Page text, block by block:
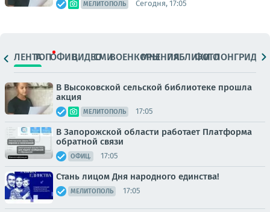
МЕЛИТОПОЛЬ Сегодня, 17:05
ЛЕНТАТОПОФИЦ.ВИДЕОСМИВОЕНКОРЫМНЕНИЯПАБЛИКИ
ФОТОЛОНГРИДЫ
В Высоковской сельской библиотеке прошла
акция
МЕЛИТОПОЛЬ 17:05
В Запорожской области работает Платформа
обратной связи
ОФИЦ. 17:05
Стань лицом Дня народного единства!
МЕЛИТОПОЛЬ 17:05